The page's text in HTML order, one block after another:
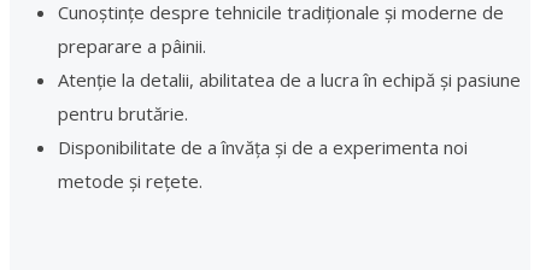
Cunoștințe despre tehnicile tradiționale și moderne de
preparare a pâinii.
Atenție la detalii, abilitatea de a lucra în echipă și pasiune
pentru brutărie.
Disponibilitate de a învăța și de a experimenta noi
metode și rețete.